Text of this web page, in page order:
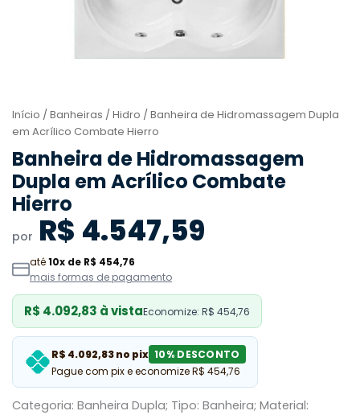
Início / Banheiras / Hidro / Banheira de Hidromassagem Dupla
em Acrílico Combate Hierro
Banheira de Hidromassagem
Dupla em Acrílico Combate
Hierro
por R$ 4.547,59
até10x de R$ 454,76
mais formas de pagamento
R$ 4.092,83 à vistaEconomize: R$ 454,76
R$ 4.092,83 no pix 10% DESCONTO
Pague com pix e economize R$ 454,76
Categoria: Banheira Dupla; Tipo: Banheira; Material: